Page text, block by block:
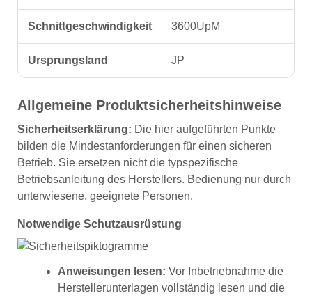
Schnittgeschwindigkeit 3600UpM
Ursprungsland JP
Allgemeine Produktsicherheitshinweise
Sicherheitserklärung: Die hier aufgeführten Punkte
bilden die Mindestanforderungen für einen sicheren
Betrieb. Sie ersetzen nicht die typspezifische
Betriebsanleitung des Herstellers. Bedienung nur durch
unterwiesene, geeignete Personen.
Notwendige Schutzausrüstung
Anweisungen lesen: Vor Inbetriebnahme die
Herstellerunterlagen vollständig lesen und die